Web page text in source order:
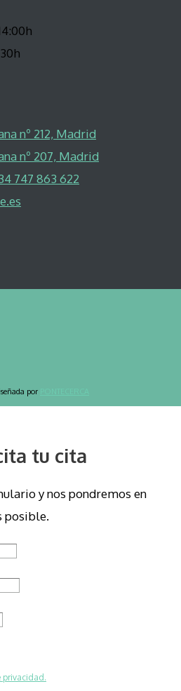
nº 212, Madrid
nº 207, Madrid
747 863 622
por
tu cita
y nos pondremos en
posible.
privacidad.